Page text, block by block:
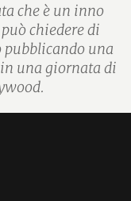
che è un inno
chiedere di
pubblicando una
una giornata di